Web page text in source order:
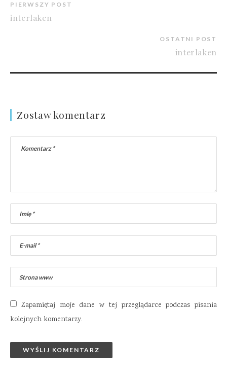
PIERWSZY POST
interlaken
OSTATNI POST
interlaken
Zostaw komentarz
Zapamiętaj moje dane w tej przeglądarce podczas pisania
kolejnych komentarzy.